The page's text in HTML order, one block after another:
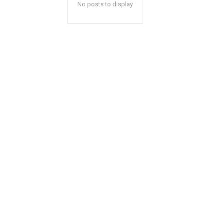
No posts to display